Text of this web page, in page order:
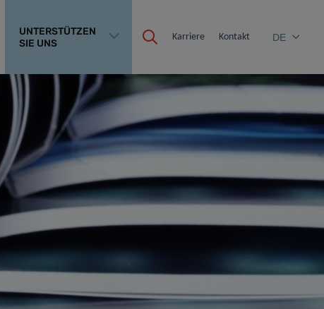
UNTERSTÜTZEN
SIE UNS
Karriere Kontakt DE